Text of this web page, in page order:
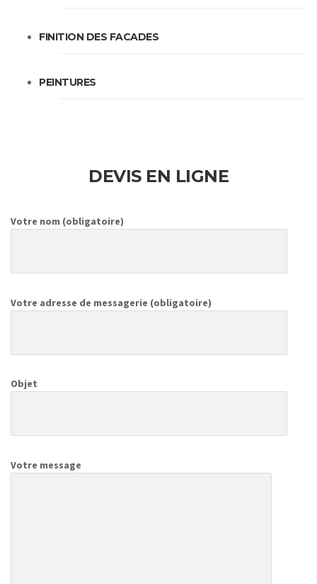
FINITION DES FACADES
PEINTURES
DEVIS EN LIGNE
Votre nom (obligatoire)
Votre adresse de messagerie (obligatoire)
Objet
Votre message